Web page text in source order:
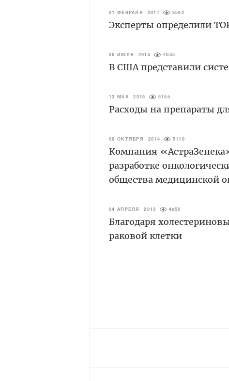
01 ФЕВРАЛЯ 2017 3592
Эксперты определили
06 ИЮЛЯ 2015 4635
В США представили
13 МАЯ 2015 5159
Расходы на препараты
06 ОКТЯБРЯ 2014 5110
Компания
разработке
общества медицинской
04 АПРЕЛЯ 2013 4850
Благодаря
раковой клетки